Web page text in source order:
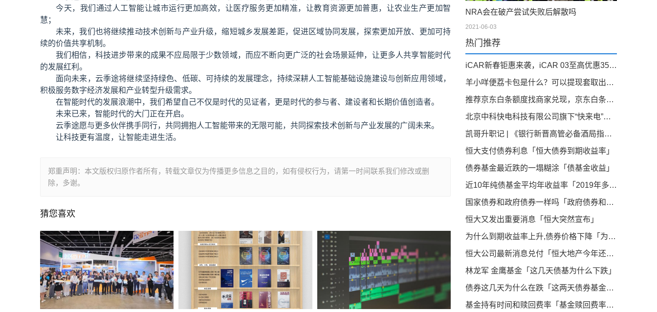
今天，我们通过人工智能让城市运行更加高效，让医疗服务更加精准，让教育资源更加普惠，让农业生产更加智
慧；
未来，我们也将继续推动技术创新与产业升级，缩短城乡发展差距，促进区域协同发展，探索更加开放、更加可持
续的价值共享机制。
我们相信，科技进步带来的成果不应局限于少数领域，而应不断向更广泛的社会场景延伸，让更多人共享智能时代
的发展红利。
面向未来，云季途将继续坚持绿色、低碳、可持续的发展理念，持续深耕人工智能基础设施建设与创新应用领域，
积极服务数字经济发展和产业转型升级需求。
在智能时代的发展浪潮中，我们希望自己不仅是时代的见证者，更是时代的参与者、建设者和长期价值创造者。
未来已来，智能时代的大门正在开启。
云季途愿与更多伙伴携手同行，共同拥抱人工智能带来的无限可能，共同探索技术创新与产业发展的广阔未来。
让科技更有温度，让智能走进生活。
郑重声明：本文版权归原作者所有，转载文章仅为传播更多信息之目的，如有侵权行为，请第一时间联系我们修改或删
除，多谢。
猜您喜欢
NRA会在破产尝试失败后解散吗
2021-06-03
热门推荐
iCAR新春钜惠来袭，iCAR 03至高优惠35000元
羊小咩便荔卡包是什么？可以提现套取出来吗，看完你就明白！
推荐京东白条额度找商家兑现，京东白条秒到商家介绍
北京中科快电科技有限公司旗下“快来电”项目：获知名企业中健华程（北京）科技有限公司A轮2500万融资引领新能源汽车充电桩产业新篇章
凯哥升职记 | 《银行新晋高管必备酒局指南》
恒大支付债券利息「恒大债券到期收益率」
债券基金最近跌的一塌糊涂「债基金收益」
近10年纯债基金平均年收益率「2019年多只中长期纯债基金收益率超5 最高收益率38 95 」
国家债券和政府债券一样吗「政府债券和国债的区别」
恒大又发出重要消息「恒大突然宣布」
为什么到期收益率上升,债券价格下降「为什么债券价格和收益率成反比」
恒大公司最新消息兑付「恒大地产今年还会动工吗」
林龙军 金鹰基金「这几天债基为什么下跌」
债券这几天为什么在跌「这两天债券基金怎么回事」
基金持有时间和赎回费率「基金赎回费率一般多少」